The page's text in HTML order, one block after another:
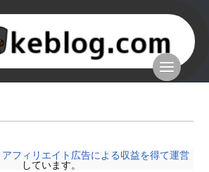
アフィリエイト広告による収益を得て運営
しています。